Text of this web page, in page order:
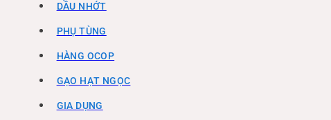
DẦU NHỚT
PHỤ TÙNG
HÀNG OCOP
GẠO HẠT NGỌC
GIA DỤNG